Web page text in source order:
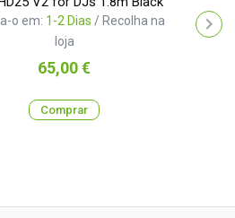
o em: 1-2 Dias / Recolha na
loja
Preço
65,00 €
Comprar